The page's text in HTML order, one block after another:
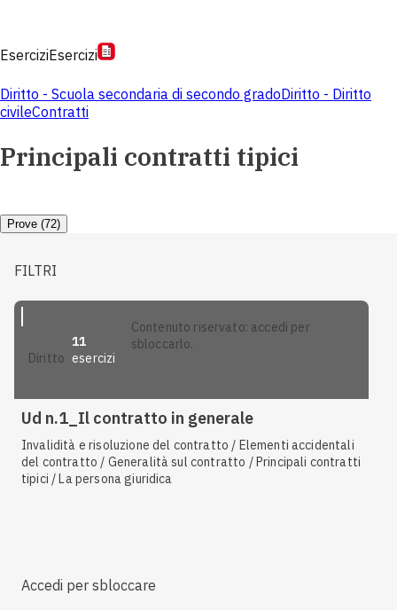
EserciziEsercizi
Diritto - Scuola secondaria di secondo gradoDiritto - Diritto
civileContratti
Principali contratti tipici
Prove (72)
FILTRI
diritto
11
esercizi
contenuto riservato: accedi per
sbloccarlo.
Ud n.1_Il contratto in generale
Invalidità e risoluzione del contratto / Elementi accidentali
del contratto / Generalità sul contratto / Principali contratti
tipici / La persona giuridica
Accedi per sbloccare